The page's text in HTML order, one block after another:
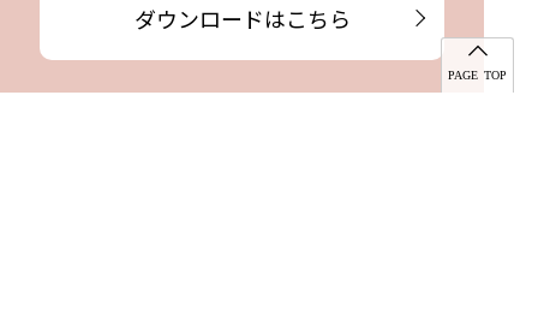
ダウンロードはこちら
PAGE TOP